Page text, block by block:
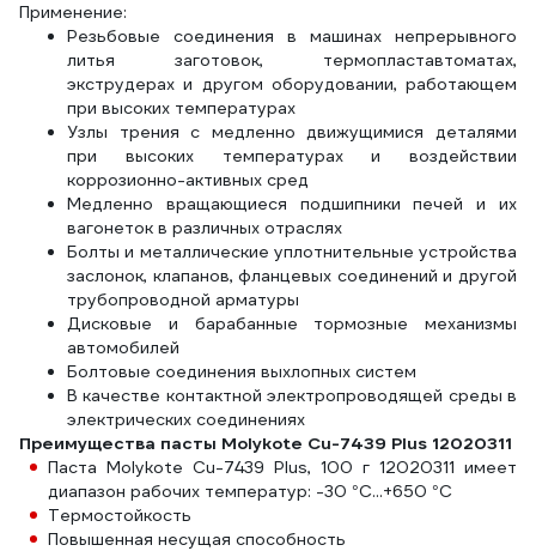
Применение:
Резьбовые соединения в машинах непрерывного
литья заготовок, термопластавтоматах,
экструдерах и другом оборудовании, работающем
при высоких температурах
Узлы трения с медленно движущимися деталями
при высоких температурах и воздействии
коррозионно-активных сред
Медленно вращающиеся подшипники печей и их
вагонеток в различных отраслях
Болты и металлические уплотнительные устройства
заслонок, клапанов, фланцевых соединений и другой
трубопроводной арматуры
Дисковые и барабанные тормозные механизмы
автомобилей
Болтовые соединения выхлопных систем
В качестве контактной электропроводящей среды в
электрических соединениях
Преимущества пасты Molykote Cu-7439 Plus 12020311
Паста Molykote Cu-7439 Plus, 100 г 12020311 имеет
диапазон рабочих температур: -30 °C...+650 °C
Термостойкость
Повышенная несущая способность